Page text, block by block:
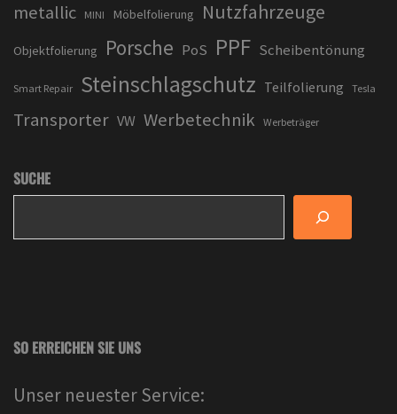
metallic MINI Möbelfolierung Nutzfahrzeuge
Objektfolierung Porsche PoS PPF Scheibentönung
Smart Repair Steinschlagschutz Teilfolierung Tesla
Transporter VW Werbetechnik Werbeträger
SUCHE
SO ERREICHEN SIE UNS
Unser neuester Service: